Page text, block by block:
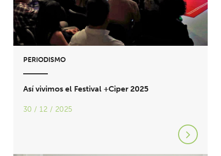
PERIODISMO
Así vivimos el Festival +Ciper 2025
30 / 12 / 2025